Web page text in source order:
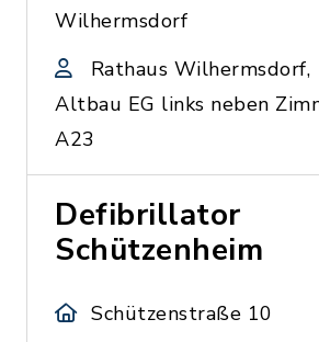
Wilhermsdorf
Rathaus Wilhermsdorf,
Altbau EG links neben
A23
Defibrillator
Schützenheim
Schützenstraße 10